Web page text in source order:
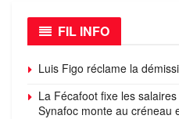
FIL INFO
Luis Figo réclame la
La Fécafoot fixe les
Synafoc monte au créneau